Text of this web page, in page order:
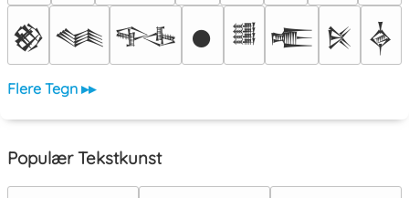
𒆙 𒈝 𒊎 𒊹 𒌃 𒍫 𒍮 𒎓
Flere Tegn ▸▸
Populær Tekstkunst